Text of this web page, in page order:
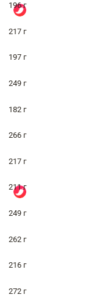
196 г
217 г
197 г
249 г
182 г
266 г
217 г
211 г
249 г
262 г
216 г
272 г